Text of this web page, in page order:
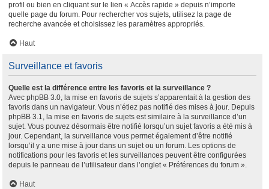
profil ou bien en cliquant sur le lien « Accès rapide » depuis n’importe
quelle page du forum. Pour rechercher vos sujets, utilisez la page de
recherche avancée et choisissez les paramètres appropriés.
Haut
Surveillance et favoris
Quelle est la différence entre les favoris et la surveillance ?
Avec phpBB 3.0, la mise en favoris de sujets s’apparentait à la gestion des
favoris dans un navigateur. Vous n’étiez pas notifié des mises à jour. Depuis
phpBB 3.1, la mise en favoris de sujets est similaire à la surveillance d’un
sujet. Vous pouvez désormais être notifié lorsqu’un sujet favoris a été mis à
jour. Cependant, la surveillance vous permet également d’être notifié
lorsqu’il y a une mise à jour dans un sujet ou un forum. Les options de
notifications pour les favoris et les surveillances peuvent être configurées
depuis le panneau de l’utilisateur dans l’onglet « Préférences du forum ».
Haut